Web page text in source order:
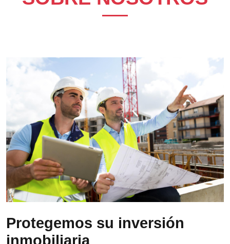
Protegemos su inversión
ICICOR es una empresa costarricense con 22 años
de trayectoria, reconocida por ofrecer servicios
inmobiliarios innovadores, confiables y de alta
calidad. Fundada en 2003 por un equipo de
profesionales con amplia experiencia, nació con el
propósito de brindar a los clientes información
experta para una toma de decisiones más segura.
Ver más